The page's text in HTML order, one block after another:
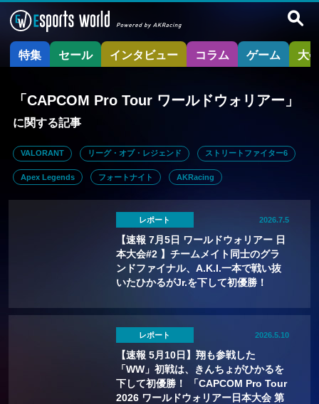
特集 セール インタビュー コラム ゲーム 大
「CAPCOM Pro Tour ワールドウォリアー」
に関する記事
VALORANT リーグ・オブ・レジェンド ストリートファイター6
Apex Legends フォートナイト AKRacing
レポート 2026.7.5
【速報 7月5日 ワールドウォリアー 日
本大会#2 】チームメイト同士のグラ
ンドファイナル、A.K.I.一本で戦い抜
いたひかるがJr.を下して初優勝！
レポート 2026.5.10
【速報 5月10日】翔も参戦した
「WW」初戦は、きんちょがひかるを
下して初優勝！ 「CAPCOM Pro Tour
2026 ワールドウォリアー日本大会 第